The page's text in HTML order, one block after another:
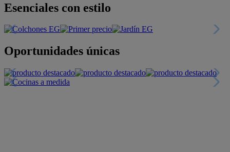
Esenciales con estilo
Oportunidades únicas